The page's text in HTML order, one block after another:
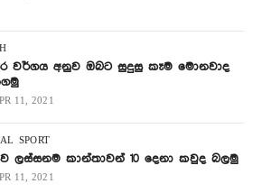
වර්ගය අනුව ඔබට සුදුසු කෑම මොනවාද
11, 2021
SPORT
ලස්සනම කාන්තාවන් 10 දෙනා කවුද බලමු
11, 2021